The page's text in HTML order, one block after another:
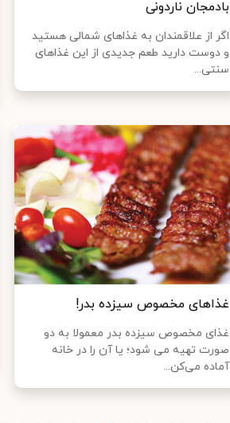
بادمجان ناردونی
اگر از علاقمندان به غذاهای شمالی هستید
و دوست دارید طعم جدیدی از این غذاهای
سنتی...
غذاهای مخصوص سیزده بدر!
غذای مخصوص سیزده بدر معمولا به دو
صورت تهیه می شود؛ یا آن را در خانه
آماده می‌کن...